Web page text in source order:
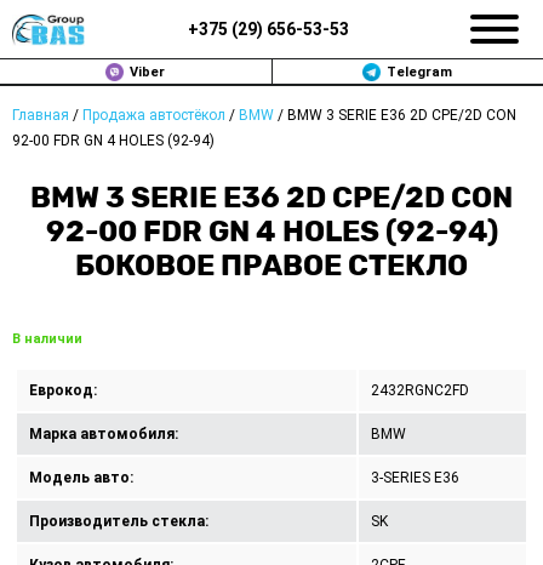
+375 (29) 656-53-53
Viber Telegram
Главная / Продажа автостёкол / BMW / BMW 3 SERIE E36 2D CPE/2D CON
92-00 FDR GN 4 HOLES (92-94)
BMW 3 SERIE E36 2D CPE/2D CON
92-00 FDR GN 4 HOLES (92-94)
БОКОВОЕ ПРАВОЕ СТЕКЛО
В наличии
Еврокод: 2432RGNC2FD
Марка автомобиля: BMW
Модель авто: 3-SERIES E36
Производитель стекла: SK
ЗАМЕНА АВТОСТЕКОЛ В МИНСКЕ
ПРОДАЖА АВТОСТЁКОЛ
РЕМОНТ
ПОЛИТИКА КОНФИДЕНЦИАЛЬНОСТИ